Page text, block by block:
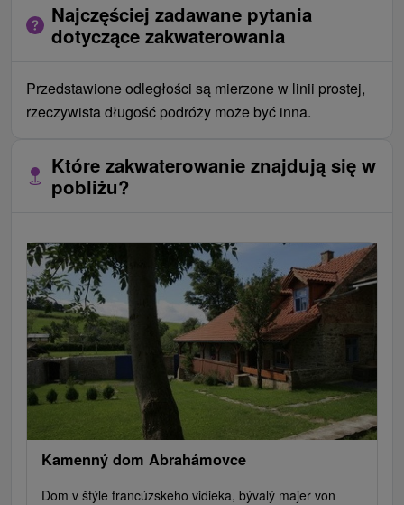
Najczęściej zadawane pytania
dotyczące zakwaterowania
Przedstawione odległości są mierzone w linii prostej,
rzeczywista długość podróży może być inna.
Które zakwaterowanie znajdują się w
pobliżu?
Kamenný dom Abrahámovce
Dom v štýle francúzskeho vidieka, bývalý majer von